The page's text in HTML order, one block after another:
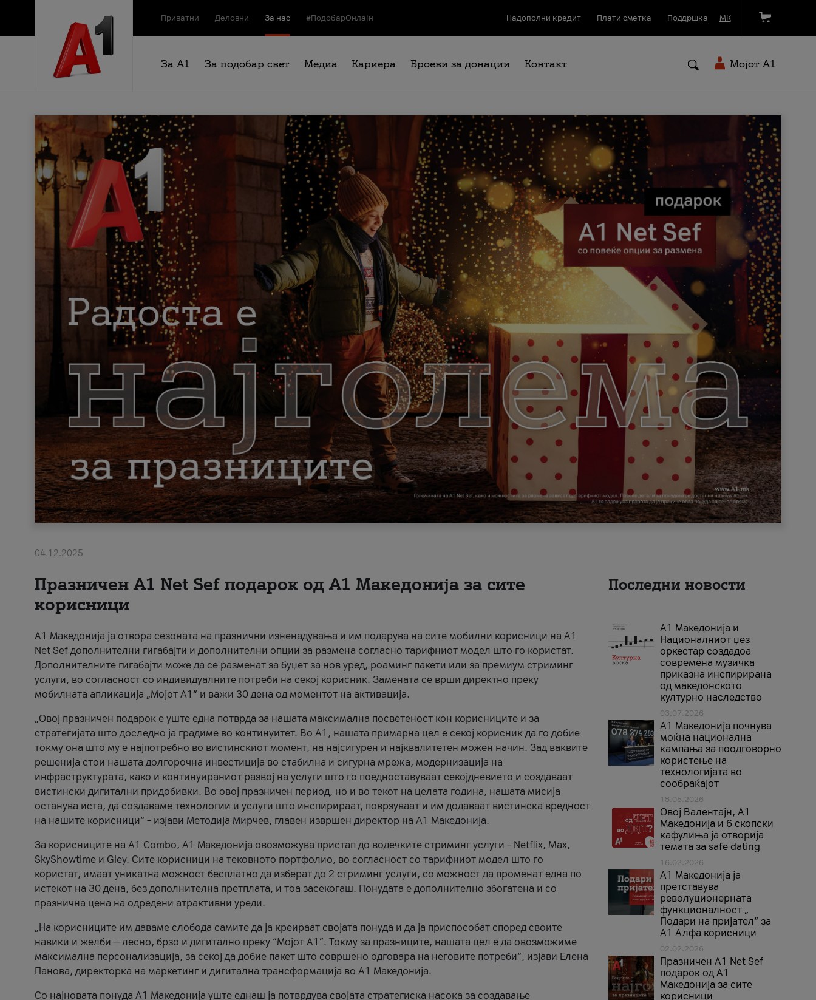
Приватни Деловни За нас #ПодобарОнлајн Надополни кредит Плати сметка Поддршка МК
За А1 За подобар свет Медиа Кариера Броеви за донации Контакт Мојот A1
04.12.2025
Празничен A1 Net Sеf подарок од А1 Македонија за сите
корисници
А1 Македонија ја отвора сезоната на празнични изненадувања и им подарува на сите мобилни корисници на A1
Net Sef дополнителни гигабајти и дополнителни опции за размена согласно тарифниот модел што го користат.
Дополнителните гигабајти може да се разменат за буџет за нов уред, роаминг пакети или за премиум стриминг
услуги, во согласност со индивидуалните потреби на секој корисник. Замената се врши директно преку
мобилната апликација „Мојот А1“ и важи 30 дена од моментот на активација.
„Овој празничен подарок е уште една потврда за нашата максимална посветеност кон корисниците и за
стратегијата што доследно ја градиме во континуитет. Во А1, нашата примарна цел е секој корисник да го добие
токму она што му е најпотребно во вистинскиот момент, на најсигурен и најквалитетен можен начин. Зад ваквите
решенија стои нашата долгорочна инвестиција во стабилна и сигурна мрежа, модернизација на
инфраструктурата, како и континуираниот развој на услуги што го поедноставуваат секојдневието и создаваат
вистински дигитални придобивки. Во овој празничен период, но и во текот на целата година, нашата мисија
останува иста, да создаваме технологии и услуги што инспирираат, поврзуваат и им додаваат вистинска вредност
на нашите корисници“ – изјави Методија Мирчев, главен извршен директор на А1 Македонија.
За корисниците на A1 Combo, А1 Македонија овозможува пристап до водечките стриминг услуги – Netflix, Max,
SkyShowtime и Gley. Сите корисници на тековното портфолио, во согласност со тарифниот модел што го
користат, имаат уникатна можност бесплатно да изберат до 2 стриминг услуги, со можност да променат една по
истекот на 30 дена, без дополнителна претплата, и тоа засекогаш. Понудата е дополнително збогатена и со
празнична цена на одредени атрактивни уреди.
„На корисниците им даваме слобода самите да ја креираат својата понуда и да ја приспособат според своите
навики и желби — лесно, брзо и дигитално преку “Мојот А1”. Токму за празниците, нашата цел е да овозможиме
максимална персонализација, за секој да добие пакет што совршено одговара на неговите потреби“, изјави Елена
Панова, директорка на маркетинг и дигитална трансформација во А1 Македонија.
Со најновата понуда А1 Македонија уште еднаш ја потврдува својата стратегиска насока за создавање
Последни новости
А1 Македонија и
Националниот џез
оркестар создадоа
современа музичка
приказна инспирирана
од македонското
културно наследство
03.07.2026
A1 Македонија почнува
моќна национална
кампања за поодговорно
користење на
технологијата во
сообраќајот
18.05.2026
Овој Валентајн, A1
Македонија и 6 скопски
кафулиња ја отворија
темата за safe dating
16.02.2026
А1 Македонија ја
претставува
револуционерната
функционалност „
Подари на пријател“ за
А1 Алфа корисници
02.02.2026
Празничен A1 Net Sеf
подарок од А1
Македонија за сите
корисници